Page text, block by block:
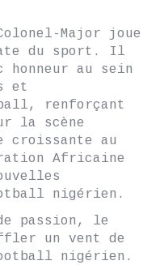
Major joue
du sport. Il
honneur au sein
et
renforçant
la scène
croissante au
Africaine
nigérien.
passion, le
un vent de
nigérien.